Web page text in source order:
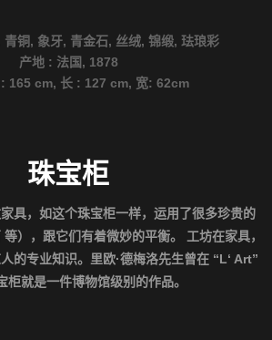
铜, 象牙, 青金石, 丝绒, 锦缎, 珐琅彩
产地 : 法国, 1878
: 165 cm, 长 : 127 cm, 宽: 62cm
珠宝柜
具，如这个珠宝柜一样，运用了很多珍贵的
等），跟它们有着微妙的平衡。
工坊在家具，
的专业知识。 里欧·德梅洛先生曾在 “L‘ Art”
就是一件博物馆级别的作品。